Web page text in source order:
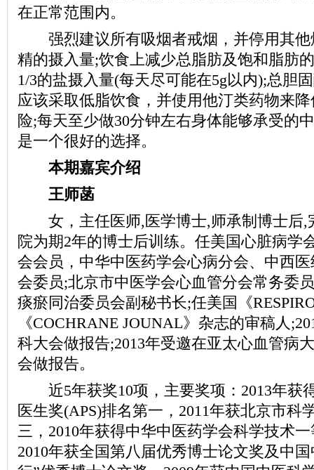
在正常范围内。
强烈建议所有吸烟者戒烟，并停用其他
精的摄入量;饮食上减少总脂肪及饱和脂肪
1/3的盐摄入量(每天尽可能在5g以内);总胆
应该采取低脂饮食，并使用他汀类药物来
险;每天至少做30分钟左右身体能够承受的
是一个很好的选择。
本期嘉宾介绍
王师菡
女，主任医师,医学博士,师承制博士后,
院为期2年的博士后训练。任美国心脏病学
会会员，中华中医药学会心病分会、中西
会委员;北京市中医学会心血管分会常务委
痰瘀同治委员会副秘书长;任美国《
《COCHRANE JOUNAL》杂志的审稿人
科大会做报告;2013年受邀在亚太心血管病
会做报告。
近5年获奖10项，主要奖项：2013年获
医生奖(APS)排名第一，2011年获北京市科
三，2010年获得中华中医药学会科学技术
2010年获全国第八届优秀博士论文奖及中